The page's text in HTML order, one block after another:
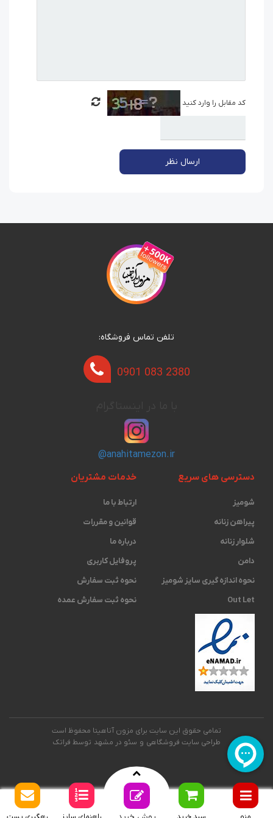
کد مقابل را وارد کنید
ارسال نظر
تلفن تماس فروشگاه:
0901 083 2380
@anahitamezon.ir
دسترسی های سریع
شومیز
پیراهن زنانه
شلوار زنانه
دامن
نحوه اندازه گیری ‫سایز شومیز
Out Let
خدمات مشتریان
ارتباط با ما
قوانین و مقررات
درباره ما
پروفایل کاربری
نحوه ثبت سفارش
نحوه ثبت سفارش عمده
تمامی حقوق این سایت برای مزون آناهیتا محفوظ است
طراحی سایت فروشگاهی و سئو در مشهد توسط فراتک